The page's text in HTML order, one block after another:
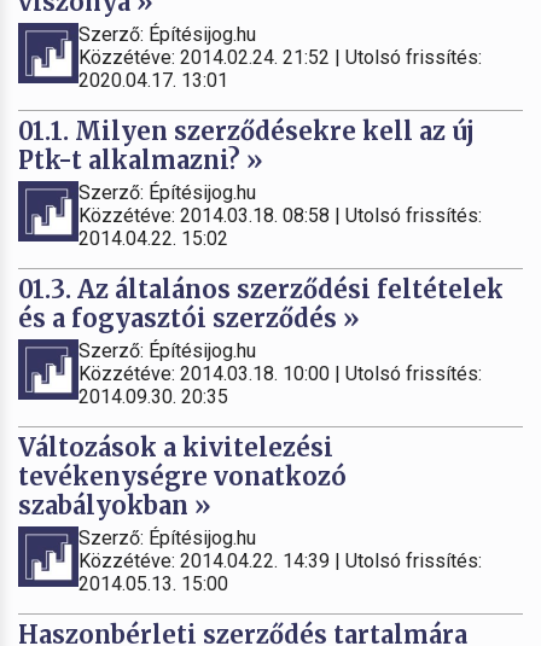
Szerző: Építésijog.hu
Közzétéve: 2014.02.24. 21:52 | Utolsó frissítés:
2020.04.17. 13:01
01.1. Milyen szerződésekre kell az új
Ptk-t alkalmazni? »
Szerző: Építésijog.hu
Közzétéve: 2014.03.18. 08:58 | Utolsó frissítés:
2014.04.22. 15:02
01.3. Az általános szerződési feltételek
és a fogyasztói szerződés »
Szerző: Építésijog.hu
Közzétéve: 2014.03.18. 10:00 | Utolsó frissítés:
2014.09.30. 20:35
Változások a kivitelezési
tevékenységre vonatkozó
szabályokban »
Szerző: Építésijog.hu
Közzétéve: 2014.04.22. 14:39 | Utolsó frissítés:
2014.05.13. 15:00
Haszonbérleti szerződés tartalmára